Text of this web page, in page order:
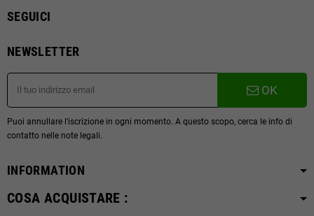
SEGUICI
NEWSLETTER
OK
Puoi annullare l'iscrizione in ogni momento. A questo scopo, cerca le info di
contatto nelle note legali.
INFORMATION
COSA ACQUISTARE :